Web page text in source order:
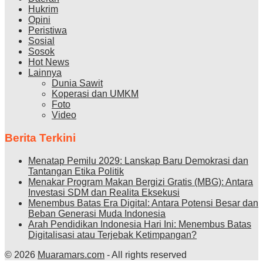
Hukrim
Opini
Peristiwa
Sosial
Sosok
Hot News
Lainnya
Dunia Sawit
Koperasi dan UMKM
Foto
Video
Berita Terkini
Menatap Pemilu 2029: Lanskap Baru Demokrasi dan
Tantangan Etika Politik
Menakar Program Makan Bergizi Gratis (MBG): Antara
Investasi SDM dan Realita Eksekusi
Menembus Batas Era Digital: Antara Potensi Besar dan
Beban Generasi Muda Indonesia
Arah Pendidikan Indonesia Hari Ini: Menembus Batas
Digitalisasi atau Terjebak Ketimpangan?
© 2026 Muaramars.com - All rights reserved